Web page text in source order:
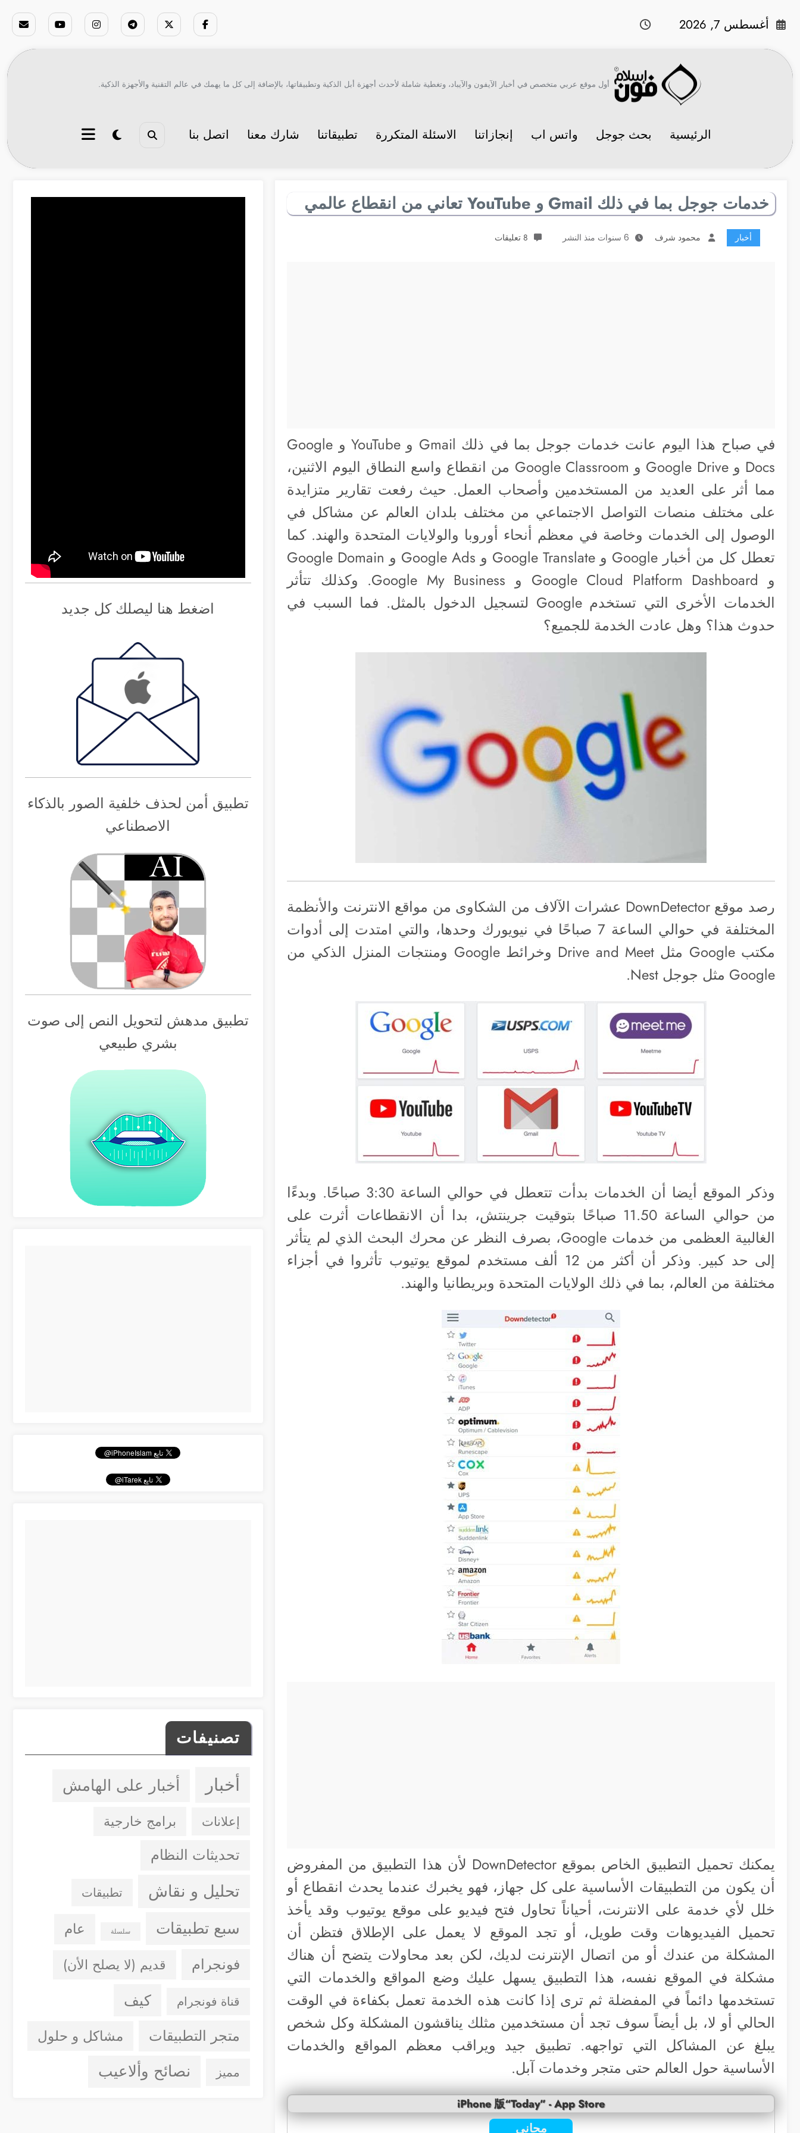
أغسطس 7, 2026
أول موقع عربي متخصص في أخبار الآيفون والآيباد، وتغطية شاملة لأحدث أجهزة أبل الذكية وتطبيقاتها، بالإضافة إلى كل ما يهمك في عالم التقنية والأجهزة الذكية.
الرئيسية بحث جوجل واتس اب إنجازاتنا الاسئلة المتكررة تطبيقاتنا شارك معنا اتصل بنا
خدمات جوجل بما في ذلك Gmail و YouTube تعاني من انقطاع عالمي
أخبار محمود شرف 6 سنوات منذ النشر 8 تعليقات
في صباح هذا اليوم عانت خدمات جوجل بما في ذلك Gmail و YouTube و Google
Docs و Google Drive و Google Classroom من انقطاع واسع النطاق اليوم الاثنين،
مما أثر على العديد من المستخدمين وأصحاب العمل. حيث رفعت تقارير متزايدة
على مختلف منصات التواصل الاجتماعي من مختلف بلدان العالم عن مشاكل في
الوصول إلى الخدمات وخاصة في معظم أنحاء أوروبا والولايات المتحدة والهند. كما
تعطل كل من أخبار Google و Google Translate و Google Ads و Google Domain
و Google Cloud Platform Dashboard و Google My Business. وكذلك تتأثر
الخدمات الأخرى التي تستخدم Google لتسجيل الدخول بالمثل. فما السبب في
حدوث هذا؟ وهل عادت الخدمة للجميع؟
رصد موقع DownDetector عشرات الآلاف من الشكاوى من مواقع الانترنت والأنظمة
المختلفة في حوالي الساعة 7 صباحًا في نيويورك وحدها، والتي امتدت إلى أدوات
مكتب Google مثل Drive and Meet وخرائط Google ومنتجات المنزل الذكي من
Google مثل جوجل Nest.
وذكر الموقع أيضا أن الخدمات بدأت تتعطل في حوالي الساعة 3:30 صباحًا. وبدءًا
من حوالي الساعة 11.50 صباحًا بتوقيت جرينتش، بدا أن الانقطاعات أثرت على
الغالبية العظمى من خدمات Google، بصرف النظر عن محرك البحث الذي لم يتأثر
إلى حد كبير. وذكر أن أكثر من 12 ألف مستخدم لموقع يوتيوب تأثروا في أجزاء
مختلفة من العالم، بما في ذلك الولايات المتحدة وبريطانيا والهند.
يمكنك تحميل التطبيق الخاص بموقع DownDetector لأن هذا التطبيق من المفروض
أن يكون من التطبيقات الأساسية على كل جهاز، فهو يخبرك عندما يحدث انقطاع أو
خلل لأي خدمة على الانترنت، أحياناً تحاول فتح فيديو على موقع يوتيوب وقد يأخذ
تحميل الفيديوهات وقت طويل، أو تجد الموقع لا يعمل على الإطلاق فتظن أن
المشكلة من عندك أو من اتصال الإنترنت لديك، لكن بعد محاولات يتضح أن هناك
مشكلة في الموقع نفسه، هذا التطبيق يسهل عليك وضع المواقع والخدمات التي
تستخدمها دائماً في المفضلة ثم ترى إذا كانت هذه الخدمة تعمل بكفاءة في الوقت
الحالي أو لا، بل أيضاً سوف تجد أن مستخدمين مثلك يناقشون المشكلة وكل شخص
يبلغ عن المشاكل التي تواجهه. تطبيق جيد ويراقب معظم المواقع والخدمات
الأساسية حول العالم حتى متجر وخدمات آبل.
iPhone 版“Today” - App Store
مجاني
اضغط هنا ليصلك كل جديد
تطبيق أمن لحذف خلفية الصور بالذكاء
الاصطناعي
تطبيق مدهش لتحويل النص إلى صوت
بشري طبيعي
تصنيفات
أخبار أخبار على الهامش
إعلانات برامج خارجية
تحديثات النظام
تحليل و نقاش تطبيقات
سبع تطبيقات سلسلة عام
فونجرام قديم (لا يصلح الأن)
قناة فونجرام كيف
متجر التطبيقات مشاكل و حلول
مميز نصائح وألاعيب